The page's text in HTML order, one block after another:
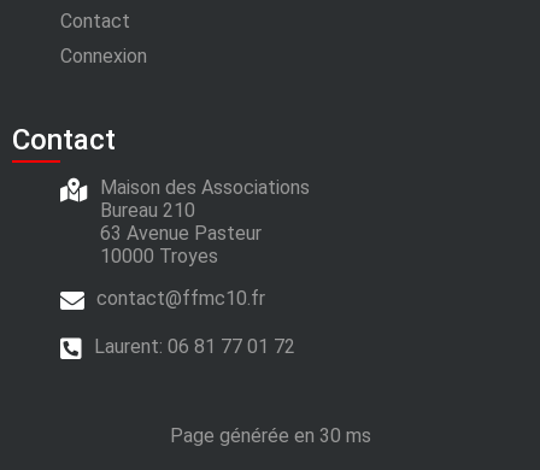
Contact
Connexion
Contact
Maison des Associations
Bureau 210
63 Avenue Pasteur
10000 Troyes
contact@ffmc10.fr
Laurent: 06 81 77 01 72
Page générée en 30 ms